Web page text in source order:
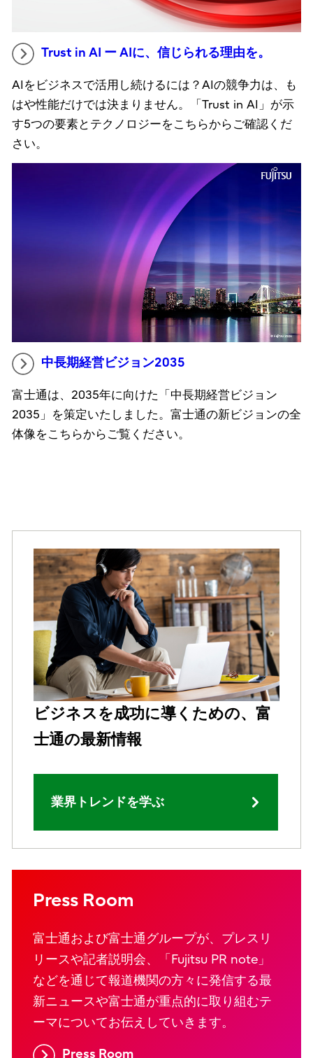
Trust in AI ー AIに、信じられる理由を。
AIをビジネスで活用し続けるには？AIの競争力は、も
はや性能だけでは決まりません。「Trust in AI」が示
す5つの要素とテクノロジーをこちらからご確認くだ
さい。
中長期経営ビジョン2035
富士通は、2035年に向けた「中長期経営ビジョン
2035」を策定いたしました。富士通の新ビジョンの全
体像をこちらからご覧ください。
ビジネスを成功に導くための、富
士通の最新情報
業界トレンドを学ぶ
Press Room
富士通および富士通グループが、プレスリ
リースや記者説明会、「Fujitsu PR note」
などを通じて報道機関の方々に発信する最
新ニュースや富士通が重点的に取り組むテ
ーマについてお伝えしていきます。
Press Room